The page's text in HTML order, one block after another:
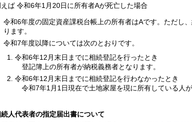
ば 令和6年1月20日に所有者Aが死亡した場合
令和6年度の固定資産課税台帳上の所有者はAです。ただし
ります。
令和7年度以降については次のとおりです。
令和6年12月末日までに相続登記を行ったとき
登記簿上の所有者が納税義務者となります。
令和6年12月末日までに相続登記を行わなかったとき
令和7年1月1日現在で土地家屋を現に所有している人が
人代表者の指定届出書について